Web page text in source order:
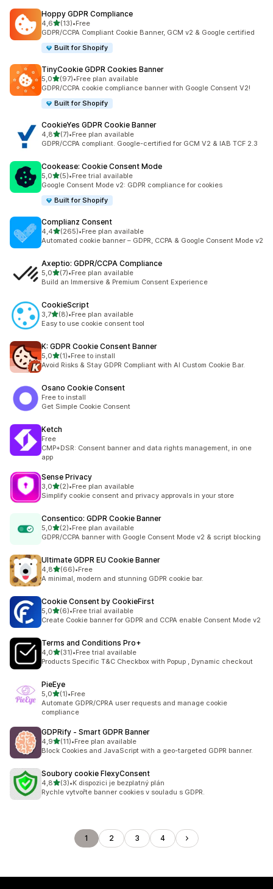
Hoppy GDPR Compliance
4,6z 5 hvězd
(13)
Celkový počet recenzí: 13
•Free
GDPR/CCPA Compliant Cookie Banner, GCM v2 & Google certified
Built for Shopify
TinyCookie GDPR Cookies Banner
5,0z 5 hvězd
(97)
Celkový počet recenzí: 97
•Free plan available
GDPR/CCPA cookie compliance banner with Google Consent V2!
Built for Shopify
CookieYes GDPR Cookie Banner
4,8z 5 hvězd
(7)
Celkový počet recenzí: 7
•Free plan available
GDPR/CCPA compliant. Google-certified for GCM V2 & IAB TCF 2.3
Cookease: Cookie Consent Mode
5,0z 5 hvězd
(5)
Celkový počet recenzí: 5
•Free trial available
Google Consent Mode v2: GDPR compliance for cookies
Built for Shopify
Complianz Consent
4,4z 5 hvězd
(265)
Celkový počet recenzí: 265
•Free plan available
Automated cookie banner – GDPR, CCPA & Google Consent Mode v2
Axeptio: GDPR/CCPA Compliance
5,0z 5 hvězd
(7)
Celkový počet recenzí: 7
•Free plan available
Build an Immersive & Premium Consent Experience
CookieScript
3,7z 5 hvězd
(8)
Celkový počet recenzí: 8
•Free plan available
Easy to use cookie consent tool
K: GDPR Cookie Consent Banner
5,0z 5 hvězd
(1)
Celkový počet recenzí: 1
•Free to install
Avoid Risks & Stay GDPR Compliant with AI Custom Cookie Bar.
Osano Cookie Consent
Free to install
Get Simple Cookie Consent
Ketch
Free
CMP+DSR: Consent banner and data rights management, in one
app
Sense Privacy
3,0z 5 hvězd
(2)
Celkový počet recenzí: 2
•Free plan available
Simplify cookie consent and privacy approvals in your store
Consentico: GDPR Cookie Banner
5,0z 5 hvězd
(2)
Celkový počet recenzí: 2
•Free plan available
GDPR/CCPA banner with Google Consent Mode v2 & script blocking
Ultimate GDPR EU Cookie Banner
4,8z 5 hvězd
(66)
Celkový počet recenzí: 66
•Free
A minimal, modern and stunning GDPR cookie bar.
Cookie Consent by CookieFirst
5,0z 5 hvězd
(6)
Celkový počet recenzí: 6
•Free trial available
Create Cookie banner for GDPR and CCPA enable Consent Mode v2
Terms and Conditions Pro+
4,0z 5 hvězd
(31)
Celkový počet recenzí: 31
•Free trial available
Products Specific T&C Checkbox with Popup , Dynamic checkout
PieEye
5,0z 5 hvězd
(1)
Celkový počet recenzí: 1
•Free
Automate GDPR/CPRA user requests and manage cookie
compliance
GDPRify ‑ Smart GDPR Banner
4,9z 5 hvězd
(11)
Celkový počet recenzí: 11
•Free plan available
Block Cookies and JavaScript with a geo-targeted GDPR banner.
Soubory cookie FlexyConsent
4,8z 5 hvězd
(3)
Celkový počet recenzí: 3
•K dispozici je bezplatný plán
Rychle vytvořte banner cookies v souladu s GDPR.
1 2 3 4